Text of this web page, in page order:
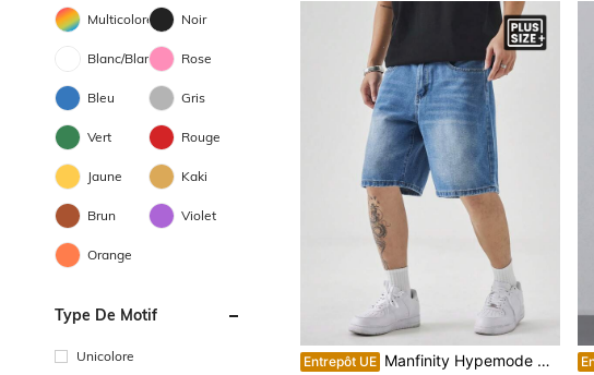
Multicolore Noir
Blanc/Blanche Rose
Bleu Gris
Vert Rouge
Jaune Kaki
Brun Violet
Orange
Type De Motif
Unicolore
Entrepôt UE Manfinity Hypemode Shorts en jean lavé casual d'été pour hommes grandes tailles